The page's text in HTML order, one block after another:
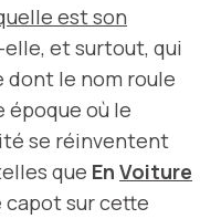
est son
elle, et surtout, qui
dont le nom roule
époque où le
se réinventent
que En Voiture
capot sur cette